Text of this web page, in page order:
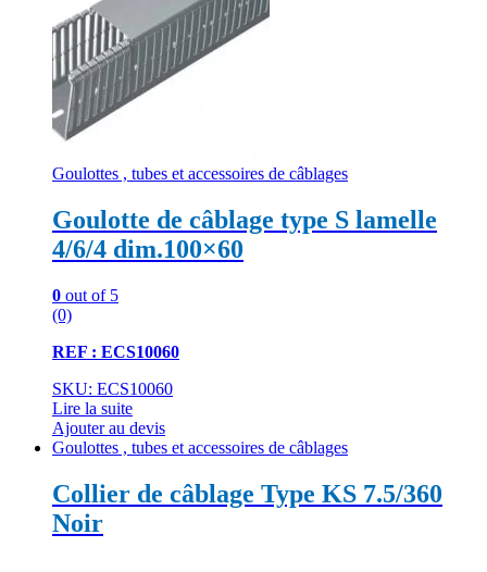
Goulottes , tubes et accessoires de câblages
Goulotte de câblage type S lamelle
4/6/4 dim.100×60
0 out of 5
(0)
REF : ECS10060
SKU: ECS10060
Lire la suite
Ajouter au devis
Goulottes , tubes et accessoires de câblages
Collier de câblage Type KS 7.5/360
Noir